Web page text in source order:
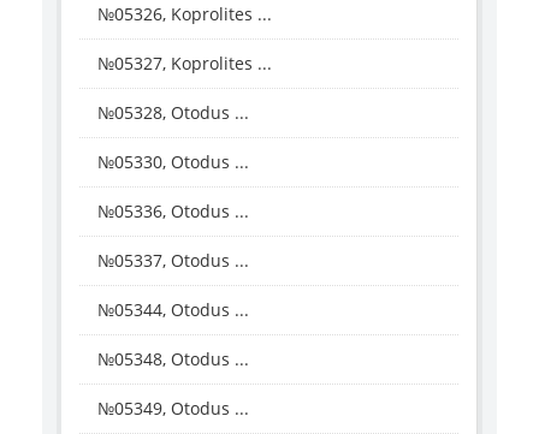
№05326, Koprolites ...
№05327, Koprolites ...
№05328, Otodus ...
№05330, Otodus ...
№05336, Otodus ...
№05337, Otodus ...
№05344, Otodus ...
№05348, Otodus ...
№05349, Otodus ...